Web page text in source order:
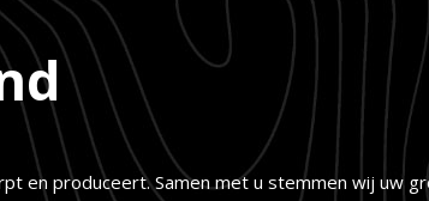
en produceert. Samen met u stemmen wij uw